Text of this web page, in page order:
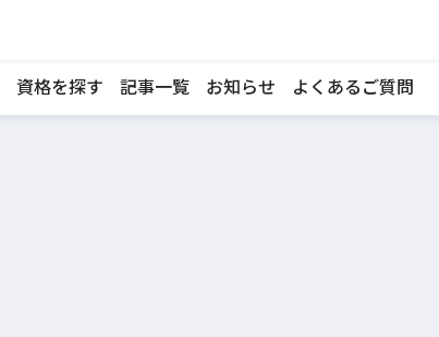
資格を探す 記事一覧 お知らせ よくあるご質問